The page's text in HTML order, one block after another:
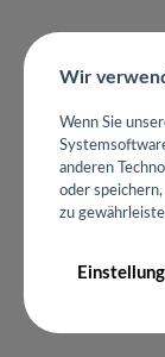
Wir
Wenn Sie
anderen
oder
zu